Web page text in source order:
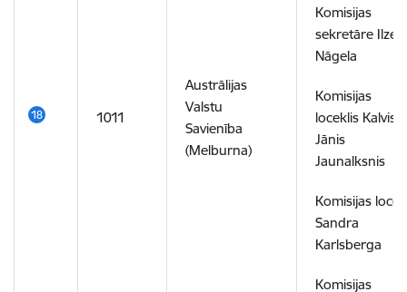
1011
Austrālijas
Valstu
Savienība
(Melburna)
Komisijas
sekretāre Ilze
Nāgela
Komisijas
loceklis Kalvis
Jānis
Jaunalksnis
Komisijas
Sandra
Karlsberga
Komisijas